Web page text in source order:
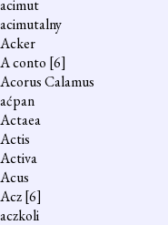
acimut
acimutalny
Acker
A conto [6]
Acorus Calamus
aćpan
Actaea
Actis
Activa
Acus
Acz[6]
aczkoli